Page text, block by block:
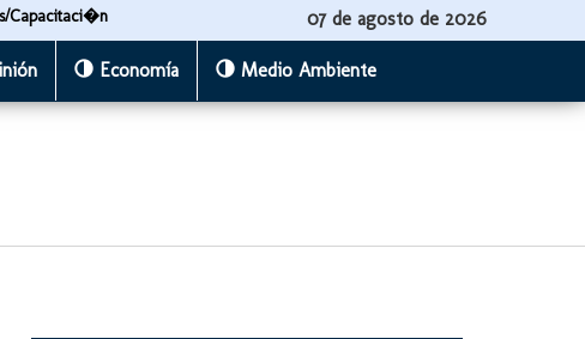
Capacitaci�n 07 de agosto de 2026
Economía Medio Ambiente